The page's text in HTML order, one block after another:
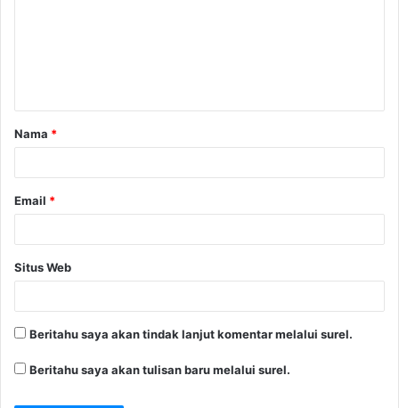
a
r
Nama *
Email *
Situs Web
Beritahu saya akan tindak lanjut komentar melalui surel.
Beritahu saya akan tulisan baru melalui surel.